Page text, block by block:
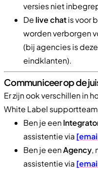
versies niet
De live chatis voor
worden verborgen
(bij agencies is
eindklanten).
Communiceer op de
Er zijn ook verschillen in
White Label
Ben je een
assistentie via
Ben je eenAgency,
assistentie via